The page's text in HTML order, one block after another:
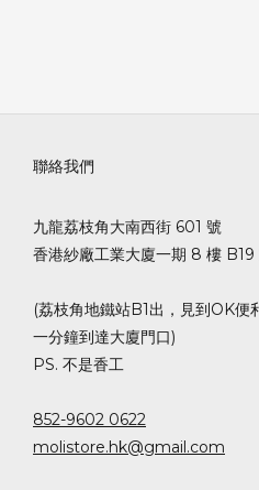
聯絡我們
九龍荔枝角大南西街 601 號
香港紗廠工業大廈一期 8 樓 B19
(荔枝角地鐵站B1出，見到OK便
一分鐘到達大廈門口)
PS. 不是香工
852-9602 0622
molistore.hk@gmail.com